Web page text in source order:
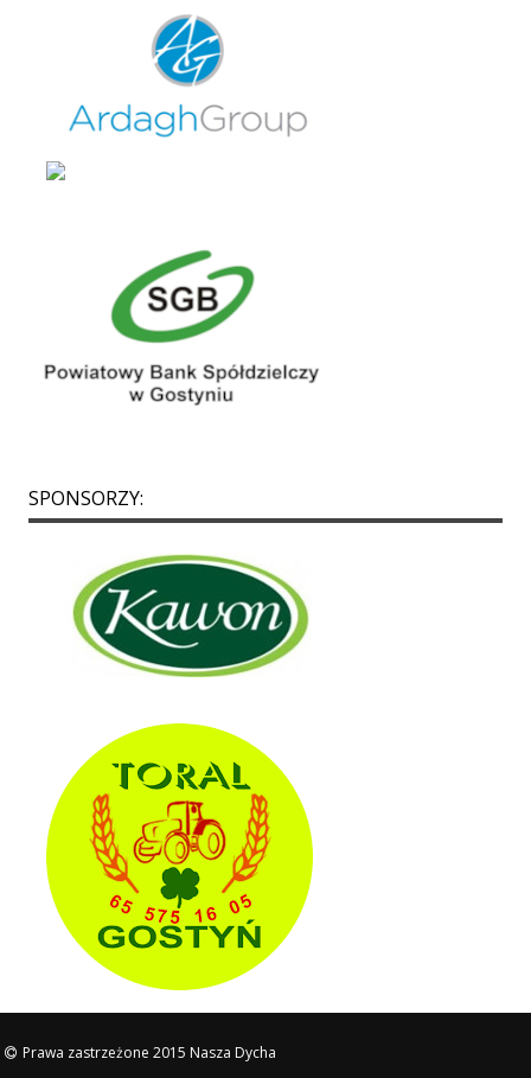
SPONSORZY:
Prawa zastrzeżone 2015 Nasza Dycha